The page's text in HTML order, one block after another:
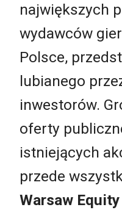
największych
wydawców
Polsce,
lubianego
inwestorów.
oferty
istniejących
przede
Warsaw